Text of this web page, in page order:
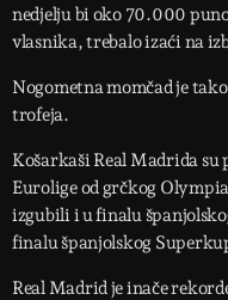
nedjelju bi oko 70.000
vlasnika, trebalo izaći na
Nogometna momčad je
trofeja.
Košarkaši Real Madrida
Eurolige od grčkog
izgubili i u finalu
finalu španjolskog
Real Madrid je inače